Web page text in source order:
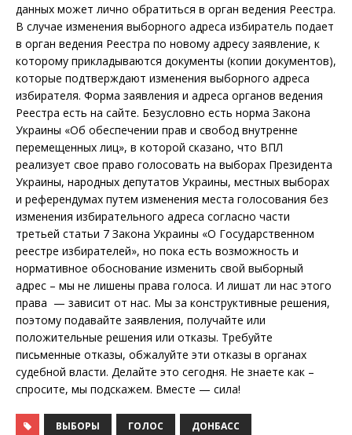
данных может лично обратиться в орган ведения Реестра.
В случае изменения выборного адреса избиратель подает
в орган ведения Реестра по новому адресу заявление, к
которому прикладываются документы (копии документов),
которые подтверждают изменения выборного адреса
избирателя. Форма заявления и адреса органов ведения
Реестра есть на сайте. Безусловно есть норма Закона
Украины «Об обеспечении прав и свобод внутренне
перемещенных лиц», в которой сказано, что ВПЛ
реализует свое право голосовать на выборах Президента
Украины, народных депутатов Украины, местных выборах
и референдумах путем изменения места голосования без
изменения избирательного адреса согласно части
третьей статьи 7 Закона Украины «О Государственном
реестре избирателей», но пока есть возможность и
нормативное обоснование изменить свой выборный
адрес – мы не лишены права голоса. И лишат ли нас этого
права — зависит от нас. Мы за конструктивные решения,
поэтому подавайте заявления, получайте или
положительные решения или отказы. Требуйте
письменные отказы, обжалуйте эти отказы в органах
судебной власти. Делайте это сегодня. Не знаете как –
спросите, мы подскажем. Вместе — сила!
ВЫБОРЫ ГОЛОС ДОНБАСС